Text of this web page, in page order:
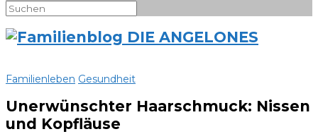
Familienleben Gesundheit
Unerwünschter Haarschmuck: Nissen
und Kopfläuse